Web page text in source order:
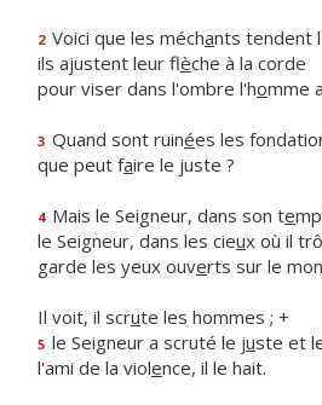
2 Voici que les méchants tendent
ils ajustent leur flèche à la corde
pour viser dans l'ombre l'homme
3 Quand sont ruinées les
que peut faire le juste ?
4 Mais le Seigneur, dans son te
le Seigneur, dans les cieux où il
garde les yeux ouverts sur le
Il voit, il scrute les hommes ; +
5 le Seigneur a scruté le juste et
l'ami de la violence, il le hait.